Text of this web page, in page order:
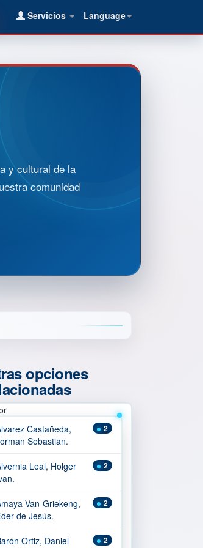
Language
Servicios
y cultural de la
comunidad
opciones
2
Castañeda,
Sebastian.
2
Leal, Holger
2
Van-Griekeng,
de Jesús.
2
Ortiz, Daniel